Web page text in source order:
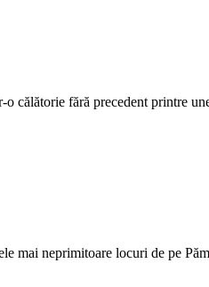
călătorie fără precedent printre
mai neprimitoare locuri de pe